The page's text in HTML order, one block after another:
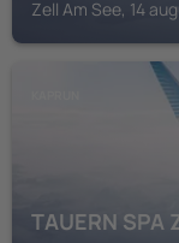
Zell Am See, 14
TAUERN SPA